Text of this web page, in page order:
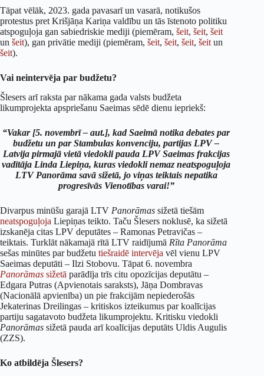
Tāpat vēlāk, 2023. gada pavasarī un vasarā, notikušos
protestus pret Krišjāņa Kariņa valdību un tās īstenoto politiku
atspoguļoja gan sabiedriskie mediji (piemēram, šeit, šeit, šeit
un šeit), gan privātie mediji (piemēram, šeit, šeit, šeit, šeit un
šeit).
Vai neintervēja par budžetu?
Šlesers arī raksta par nākama gada valsts budžeta
likumprojekta apspriešanu Saeimas sēdē dienu iepriekš:
“Vakar [5. novembrī – aut.], kad Saeimā notika debates par
budžetu un par Stambulas konvenciju, partijas LPV –
Latvija pirmajā vietā viedokli pauda LPV Saeimas frakcijas
vadītāja Linda Liepiņa, kuras viedokli nemaz neatspoguļoja
LTV Panorāma savā sižetā, jo viņas teiktais nepatika
progresīvās Vienotības varai!”
Divarpus minūšu garajā LTV Panorāmas sižetā tiešām
neatspoguļoja Liepiņas teikto. Taču Šlesers noklusē, ka sižetā
izskanēja citas LPV deputātes – Ramonas Petravičas –
teiktais. Turklāt nākamajā rītā LTV raidījumā Rīta Panorāma
sešas minūtes par budžetu tiešraidē intervēja vēl vienu LPV
Saeimas deputāti – Ilzi Stobovu. Tāpat 6. novembra
Panorāmas sižetā parādīja trīs citu opozīcijas deputātu –
Edgara Putras (Apvienotais saraksts), Jāņa Dombravas
(Nacionālā apvienība) un pie frakcijām nepiederošās
Jekaterinas Dreilingas – kritiskos izteikumus par koalīcijas
partiju sagatavoto budžeta likumprojektu. Kritisku viedokli
Panorāmas sižetā pauda arī koalīcijas deputāts Uldis Augulis
(ZZS).
Ko atbildēja Šlesers?